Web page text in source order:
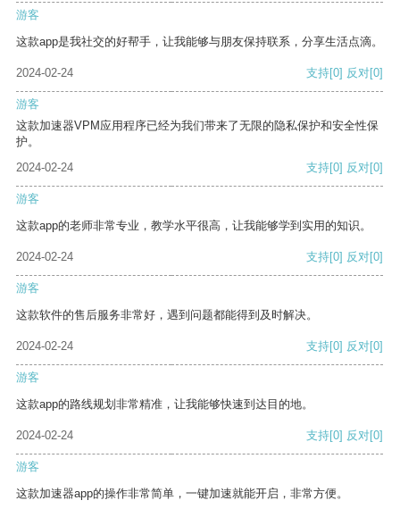
游客
这款app是我社交的好帮手，让我能够与朋友保持联系，分享生活点滴。
2024-02-24 支持[0] 反对[0]
游客
这款加速器VPM应用程序已经为我们带来了无限的隐私保护和安全性保
护。
2024-02-24
支持[0] 反对[0]
游客
这款app的老师非常专业，教学水平很高，让我能够学到实用的知识。
2024-02-24 支持[0] 反对[0]
游客
这款软件的售后服务非常好，遇到问题都能得到及时解决。
2024-02-24 支持[0] 反对[0]
游客
这款app的路线规划非常精准，让我能够快速到达目的地。
2024-02-24 支持[0] 反对[0]
游客
这款加速器app的操作非常简单，一键加速就能开启，非常方便。